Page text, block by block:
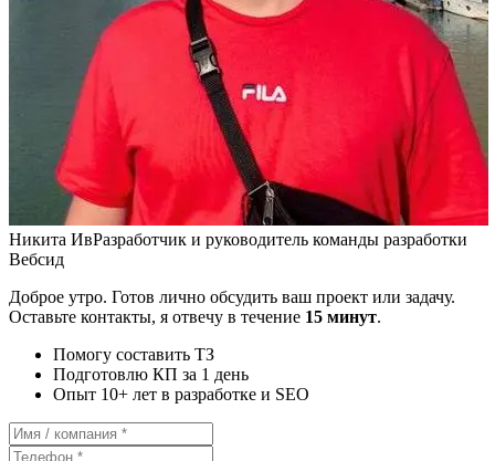
Никита ИвРазработчик и руководитель команды разработки
Вебсид
Доброе утро. Готов лично обсудить ваш проект или задачу.
Оставьте контакты, я отвечу в течение 15 минут.
Помогу составить ТЗ
Подготовлю КП за 1 день
Опыт 10+ лет в разработке и SEO